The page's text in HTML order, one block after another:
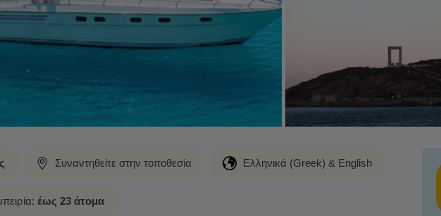
Συναντηθείτε στην τοποθεσία Ελληνικά (Greek) & English
έως 23 άτομα